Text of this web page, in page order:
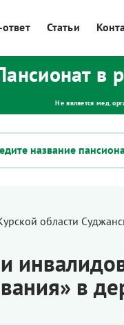
Статьи
в
Не является мед.
области
в